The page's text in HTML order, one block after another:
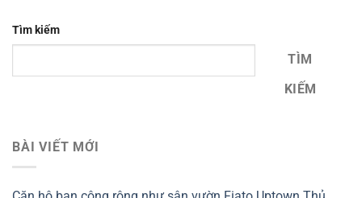
Tìm kiếm
TÌM
KIẾM
BÀI VIẾT MỚI